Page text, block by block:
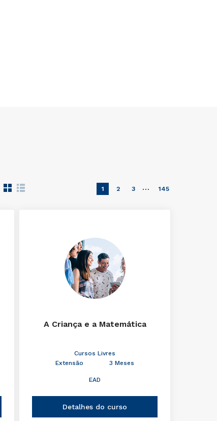
1 2 3 … 145
A Criança e a Matemática
Cursos Livres
Extensão
3 Meses
EAD
Detalhes do curso